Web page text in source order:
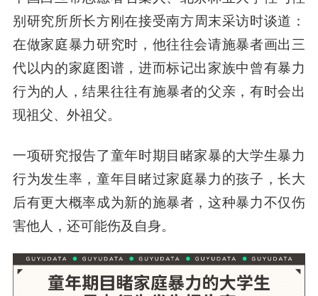
别研究所所长方刚在接受南方周末采访时谈道：
在做家庭暴力研究时，他往往会请施暴者画出三
代以内的家庭图谱，进而标记出家族中曾有暴力
行为的人，结果往往有施暴者的父亲，有时会出
现祖父、外祖父。
一项研究报告了童年时期目睹家暴的大学生暴力
行为发生率，童年目睹过家庭暴力的孩子，长大
后有更大概率成为新的施暴者，这种暴力不仅伤
害他人，还可能伤及自身。